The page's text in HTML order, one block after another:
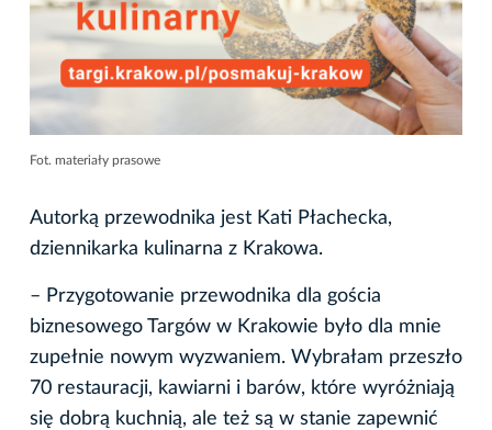
Fot. materiały prasowe
Autorką przewodnika jest Kati Płachecka,
dziennikarka kulinarna z Krakowa.
– Przygotowanie przewodnika dla gościa
biznesowego Targów w Krakowie było dla mnie
zupełnie nowym wyzwaniem. Wybrałam przeszło
70 restauracji, kawiarni i barów, które wyróżniają
się dobrą kuchnią, ale też są w stanie zapewnić